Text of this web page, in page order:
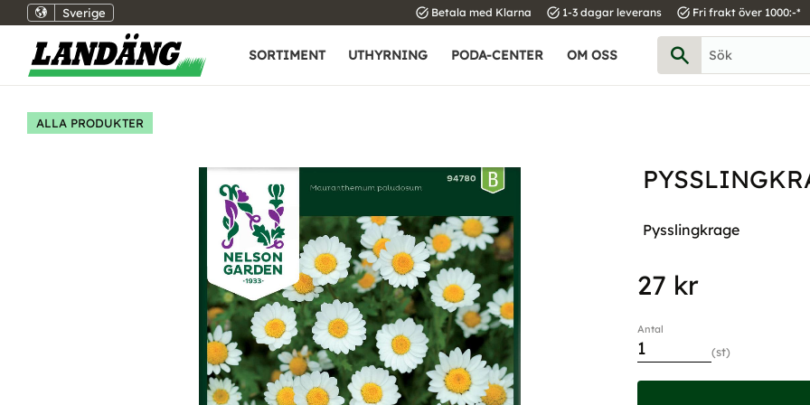
Sverige task_alt Betala med Klarna task_alt 1-3 dagar leverans task_alt Fri frakt över 1000:-*
SORTIMENT UTHYRNING PODA-CENTER OM OSS
ALLA PRODUKTER
Pysslingkrage
27 kr
Antal
st